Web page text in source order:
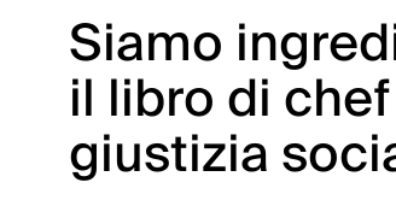
Siamo
il libro di
giustizia